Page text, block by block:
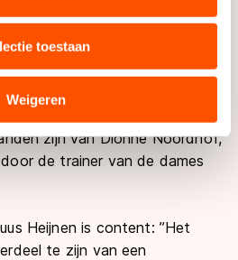
gegevens die u aan hen heeft
verzameld via hun services.
gegevens doorgeven aan
de VS, waar mogelijk geen
geldt volgens de GDPR.
stemt u in met deze
vindt u in ons
toestaan
Weigeren
terug als ploegleider, Stan
bij het team) neemt
Haringsma en zal worden
die als invalcoach
zijn van Dionne Noordhof,
de trainer van de dames
Heijnen is content: ”Het
te zijn van een